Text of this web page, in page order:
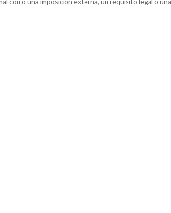
como una imposición externa, un requisito legal o una